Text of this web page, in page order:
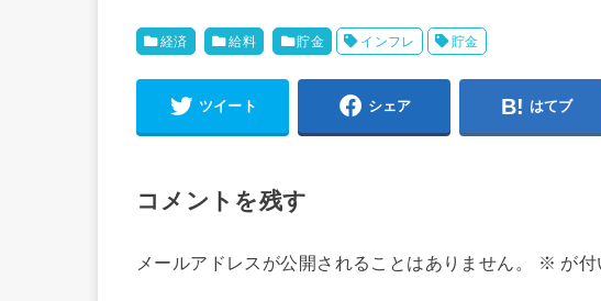
経済 給料 貯金 インフレ 貯金
ツイート シェア はてブ
コメントを残す
メールアドレスが公開されることはありません。 ※ が付